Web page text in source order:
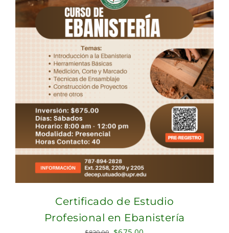
Certificado de Estudio
Profesional en Ebanistería